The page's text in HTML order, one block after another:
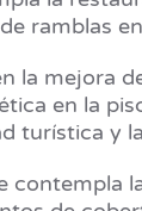
ramblas
mejora
en la
turística y
contempla